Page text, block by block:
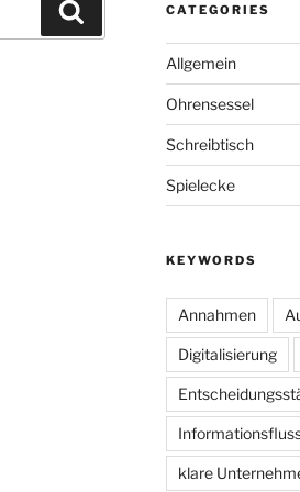
CATEGORIES
Allgemein
Ohrensessel
Schreibtisch
Spielecke
KEYWORDS
Annahmen
Digitalisierung
klare